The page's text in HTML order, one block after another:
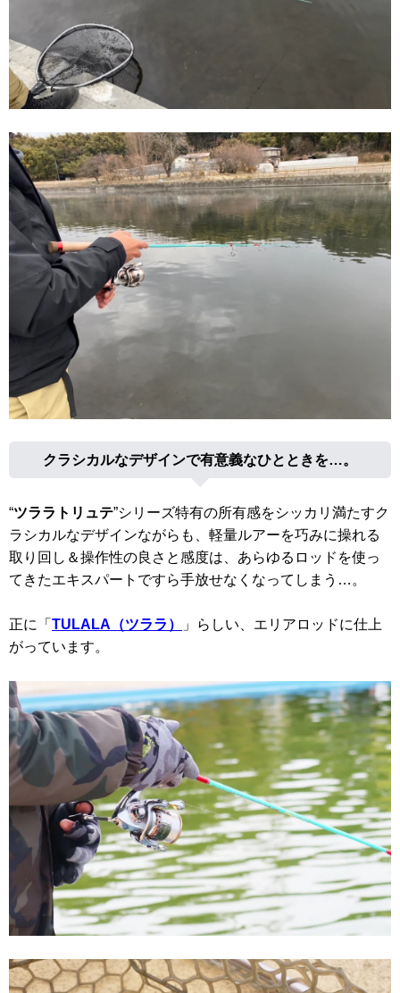
クラシカルなデザインで有意義なひとときを…。
“ツララトリュテ”シリーズ特有の所有感をシッカリ満たすク
ラシカルなデザインながらも、軽量ルアーを巧みに操れる
取り回し＆操作性の良さと感度は、あらゆるロッドを使っ
てきたエキスパートですら手放せなくなってしまう…。
正に「 TULALA（ツララ）
」らしい、エリアロッドに仕上
がっています。